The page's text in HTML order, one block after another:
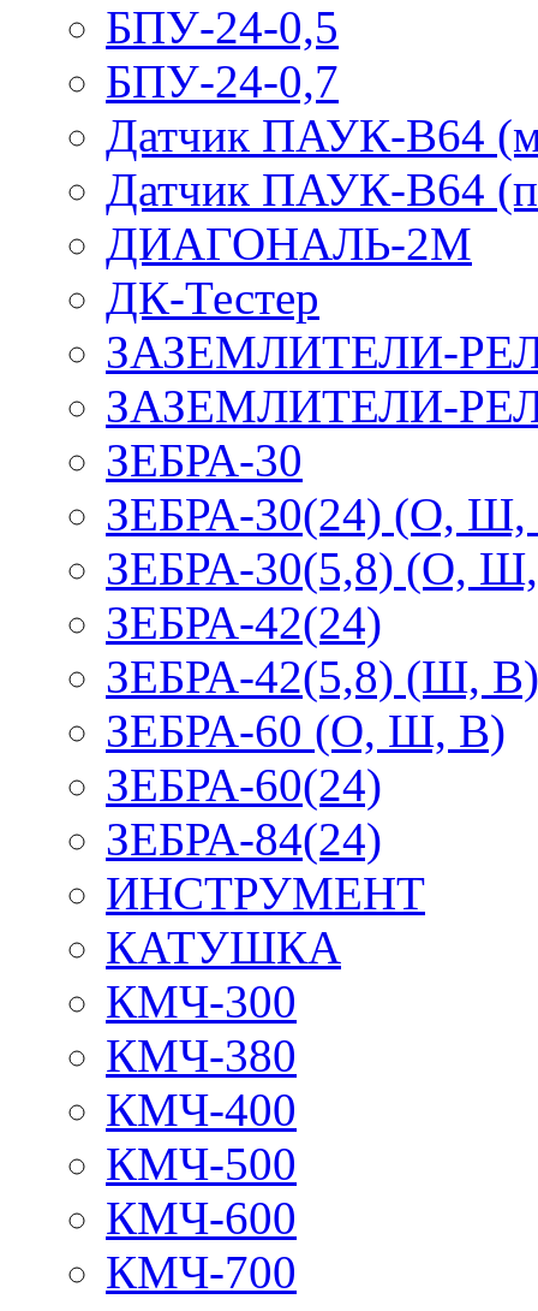
БПУ-24-0,5
БПУ-24-0,7
Датчик ПАУК-В64
Датчик ПАУК-В64
ДИАГОНАЛЬ-2М
ДК-Тестер
ЗАЗЕМЛИТЕЛИ-
ЗАЗЕМЛИТЕЛИ-
ЗЕБРА-30
ЗЕБРА-30(24) (О,
ЗЕБРА-30(5,8) (О,
ЗЕБРА-42(24)
ЗЕБРА-42(5,8) (Ш, В)
ЗЕБРА-60 (О, Ш, В)
ЗЕБРА-60(24)
ЗЕБРА-84(24)
ИНСТРУМЕНТ
КАТУШКА
КМЧ-300
КМЧ-380
КМЧ-400
КМЧ-500
КМЧ-600
КМЧ-700